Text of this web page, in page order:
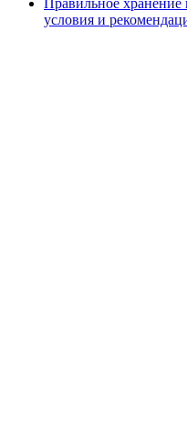
условия и